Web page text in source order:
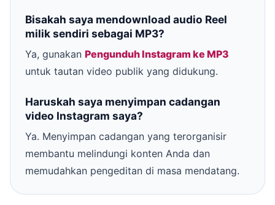
Bisakah saya mendownload audio Reel
milik sendiri sebagai MP3?
Ya, gunakan Pengunduh Instagram ke MP3
untuk tautan video publik yang didukung.
Haruskah saya menyimpan cadangan
video Instagram saya?
Ya. Menyimpan cadangan yang terorganisir
membantu melindungi konten Anda dan
memudahkan pengeditan di masa mendatang.